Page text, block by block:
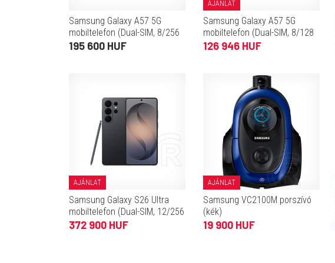
Samsung Galaxy A57 5G
mobiltelefon (Dual-SIM, 8/256
GB, szürke)
195 600 HUF
AJÁNLAT
Samsung Galaxy A57 5G
mobiltelefon (Dual-SIM, 8/128
GB, szürke)
126 946 HUF
AJÁNLAT
Samsung Galaxy S26 Ultra
mobiltelefon (Dual-SIM, 12/256
GB, fekete)
372 900 HUF
AJÁNLAT
Samsung VC2100M porszívó
(kék)
19 900 HUF